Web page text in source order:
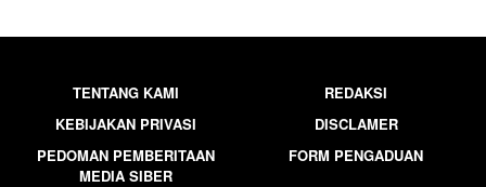
TENTANG KAMI
REDAKSI
KEBIJAKAN PRIVASI
DISCLAMER
PEDOMAN PEMBERITAAN
MEDIA SIBER
FORM PENGADUAN